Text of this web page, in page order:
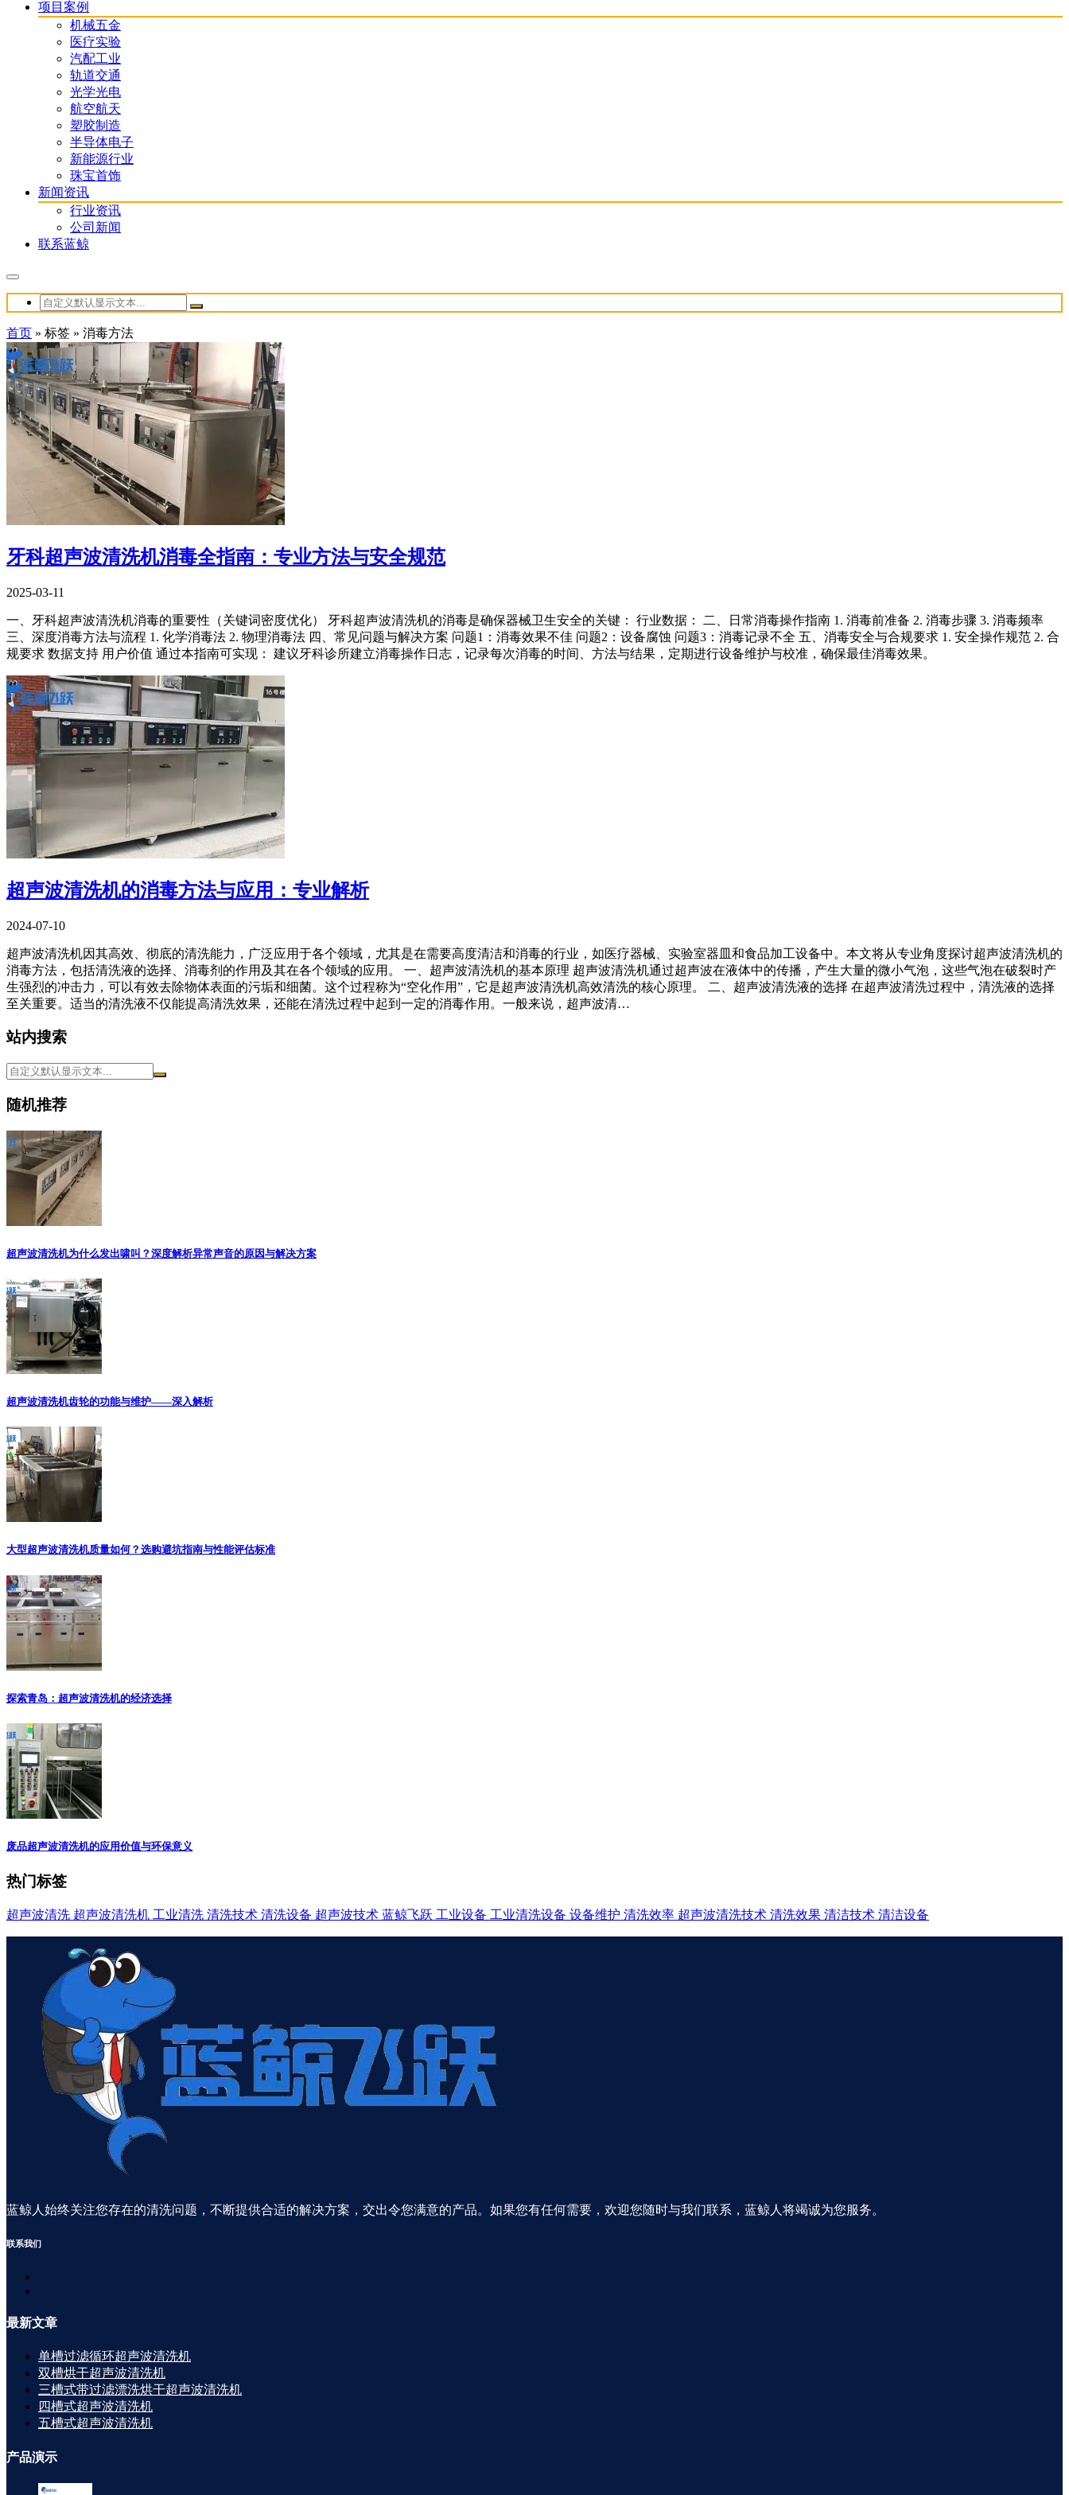
项目案例
机械五金
医疗实验
汽配工业
轨道交通
光学光电
航空航天
塑胶制造
半导体电子
新能源行业
珠宝首饰
新闻资讯
行业资讯
公司新闻
联系蓝鲸
首页 » 标签 » 消毒方法
牙科超声波清洗机消毒全指南：专业方法与安全规范
2025-03-11
一、牙科超声波清洗机消毒的重要性（关键词密度优化） 牙科超声波清洗机的消毒是确保器械卫生安全的关键： 行业数据： 二、日常消毒操作指南 1. 消毒前准备 2. 消毒步骤 3. 消毒频率
三、深度消毒方法与流程 1. 化学消毒法 2. 物理消毒法 四、常见问题与解决方案 问题1：消毒效果不佳 问题2：设备腐蚀 问题3：消毒记录不全 五、消毒安全与合规要求 1. 安全操作规范 2. 合
规要求 数据支持 用户价值 通过本指南可实现： 建议牙科诊所建立消毒操作日志，记录每次消毒的时间、方法与结果，定期进行设备维护与校准，确保最佳消毒效果。
超声波清洗机的消毒方法与应用：专业解析
2024-07-10
超声波清洗机因其高效、彻底的清洗能力，广泛应用于各个领域，尤其是在需要高度清洁和消毒的行业，如医疗器械、实验室器皿和食品加工设备中。本文将从专业角度探讨超声波清洗机的
消毒方法，包括清洗液的选择、消毒剂的作用及其在各个领域的应用。 一、超声波清洗机的基本原理 超声波清洗机通过超声波在液体中的传播，产生大量的微小气泡，这些气泡在破裂时产
生强烈的冲击力，可以有效去除物体表面的污垢和细菌。这个过程称为“空化作用”，它是超声波清洗机高效清洗的核心原理。 二、超声波清洗液的选择 在超声波清洗过程中，清洗液的选择
至关重要。适当的清洗液不仅能提高清洗效果，还能在清洗过程中起到一定的消毒作用。一般来说，超声波清…
站内搜索
随机推荐
超声波清洗机为什么发出啸叫？深度解析异常声音的原因与解决方案
超声波清洗机齿轮的功能与维护——深入解析
大型超声波清洗机质量如何？选购避坑指南与性能评估标准
探索青岛：超声波清洗机的经济选择
废品超声波清洗机的应用价值与环保意义
热门标签
超声波清洗 超声波清洗机 工业清洗 清洗技术 清洗设备 超声波技术 蓝鲸飞跃 工业设备 工业清洗设备 设备维护 清洗效率 超声波清洗技术 清洗效果 清洁技术 清洁设备
蓝鲸人始终关注您存在的清洗问题，不断提供合适的解决方案，交出令您满意的产品。如果您有任何需要，欢迎您随时与我们联系，蓝鲸人将竭诚为您服务。
联系我们
最新文章
单槽过滤循环超声波清洗机
双槽烘干超声波清洗机
三槽式带过滤漂洗烘干超声波清洗机
四槽式超声波清洗机
五槽式超声波清洗机
产品演示